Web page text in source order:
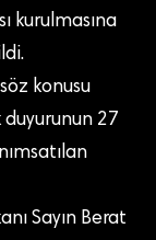
kurulmasına
konusu
duyurunun 27
Sayın Berat